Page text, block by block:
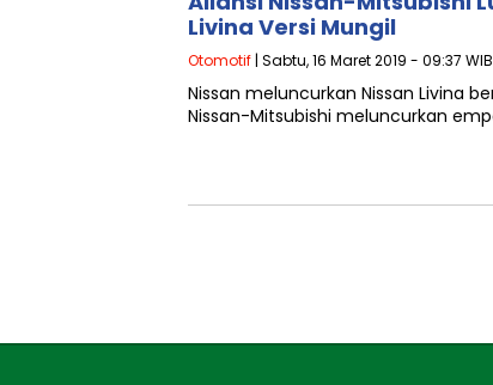
Livina Versi Mungil
Otomotif | Sabtu, 16 Maret 2019 - 09:37 WIB
Nissan meluncurkan Nissan Livina
Nissan-Mitsubishi meluncurkan